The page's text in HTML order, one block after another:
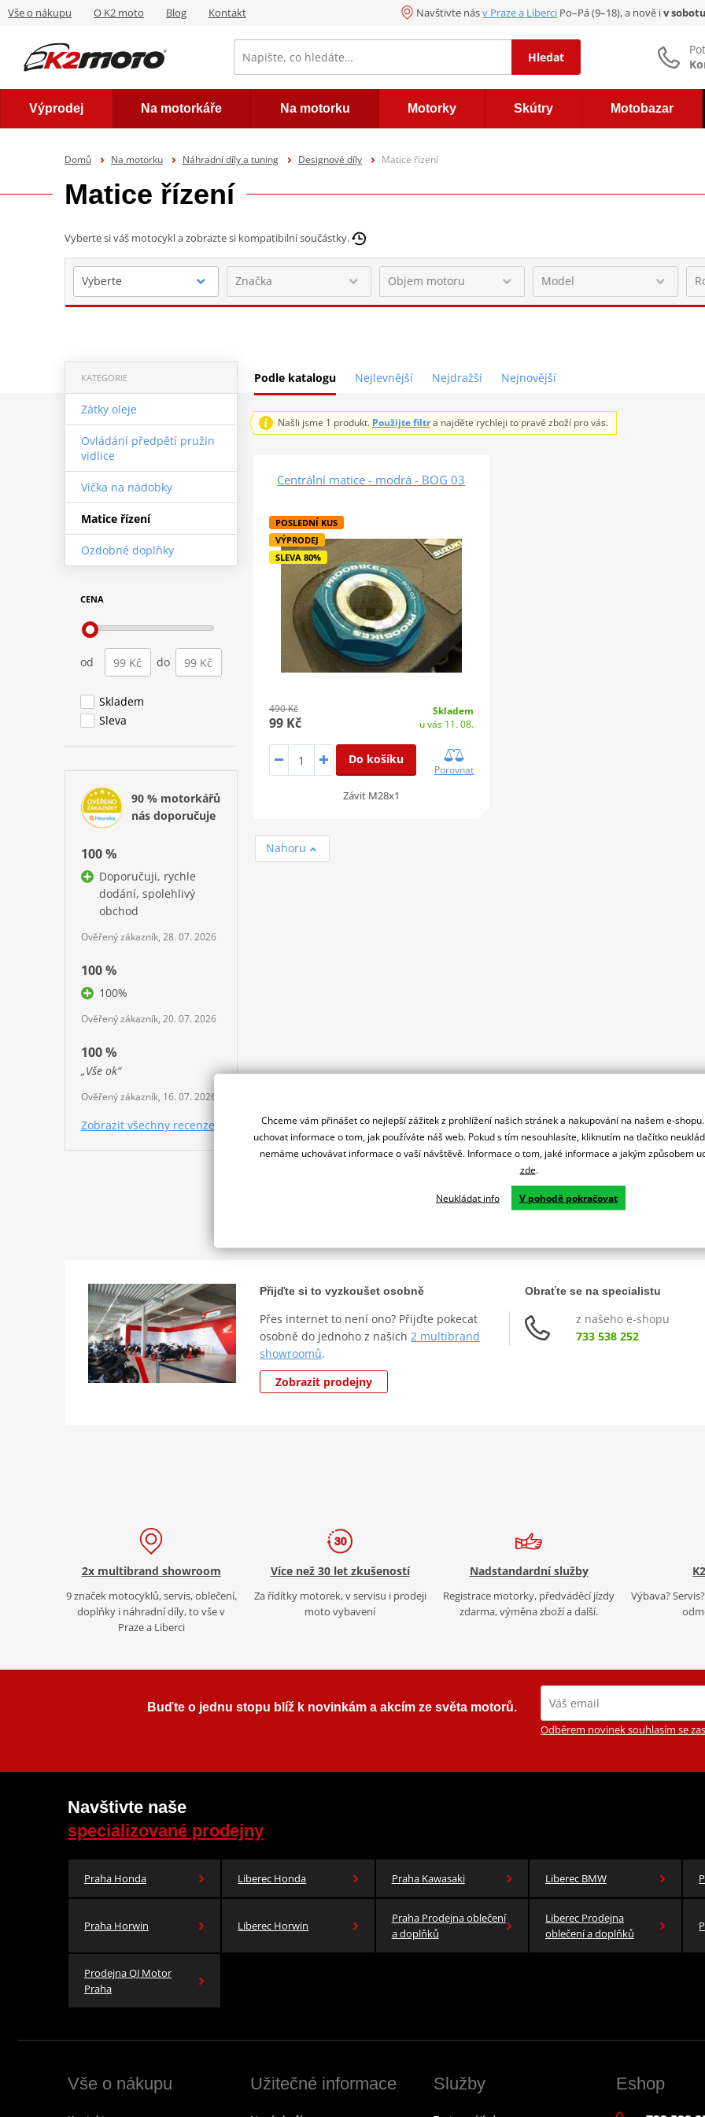
Vše o nákupu O K2 moto Blog Kontakt Navštivte násv Praze a Liberci Po–Pá (9–18), a nově iv
Hledat
Výprodej Na motorkáře Na motorku Motorky Skútry Motobazar
Domů Na motorku Náhradní díly a tuning Designové díly Matice řízení
Matice řízení
Vyberte si váš motocykl a zobrazte si kompatibilní součástky.
Podle katalogu Nejlevnější Nejdražší Nejnovější
KATEGORIE
Zátky oleje
Ovládání předpětí pružin
vidlice
Víčka na nádobky
Matice řízení
Ozdobné doplňky
CENA
od do
Skladem
Sleva
90 % motorkářů
nás doporučuje
100 %
Doporučuji, rychle
dodání, spolehlivý
obchod
Ověřený zákazník, 28. 07. 2026
100 %
100%
Ověřený zákazník, 20. 07. 2026
100 %
„Vše ok“
Ověřený zákazník, 16. 07. 2026
Zobrazit všechny recenze
Našli jsme 1 produkt. Použijte filtra najděte rychleji to pravé zboží pro vás.
Centrální matice - modrá - BOG 03
POSLEDNÍ KUS
VÝPRODEJ
SLEVA 80%
490 Kč
99 Kč
Skladem
u vás 11. 08.
Do košíku
Porovnat
Závit M28x1
Nahoru
Přijďte si to vyzkoušet osobně
Přes internet to není ono? Přijďte pokecat
osobně do jednoho z našich 2 multibrand
showroomů.
Zobrazit prodejny
Obraťte se na specialistu
z našeho e-shopu
733 538 252
2x multibrand showroom
9 značek motocyklů, servis, oblečení,
doplňky i náhradní díly, to vše v
Praze a Liberci
Více než 30 let zkušeností
Za řídítky motorek, v servisu i prodeji
moto vybavení
Nadstandardní služby
Registrace motorky, předváděcí jízdy
zdarma, výměna zboží a další.
Výbava?
Buďte o jednu stopu blíž k novinkám a akcím ze světa motorů.
Odběrem novinek souhlasím se
Navštivte naše
specializované prodejny
Praha Honda Liberec Honda Praha Kawasaki Liberec BMW
Praha Horwin Liberec Horwin
Praha Prodejna oblečení
a doplňků
Liberec Prodejna
oblečení a doplňků
Prodejna QJ Motor
Praha
Vše o nákupu Užitečné informace Služby Eshop
Chceme vám přinášet co nejlepší zážitek z prohlížení našich stránek a nakupování na našem e-
uchovat informace o tom, jak používáte náš web. Pokud s tím nesouhlasíte, kliknutím na tlačítko
nemáme uchovávat informace o vaší návštěvě. Informace o tom, jaké informace a jakým způsobem
zde.
Neukládat info V pohodě pokračovat